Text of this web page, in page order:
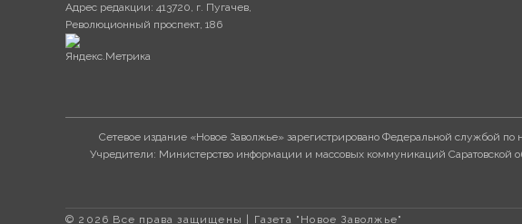
Адрес редакции: 413720, г. Пугачев,
Революционный проспект, 186
Сетевое издание «Новое Заволжье» зарегистрировано Федеральной службой
Учредители: Министерство информации и массовых коммуникаций Саратовской
© 2026 Все права защищены | Газета "Новое Заволжье"